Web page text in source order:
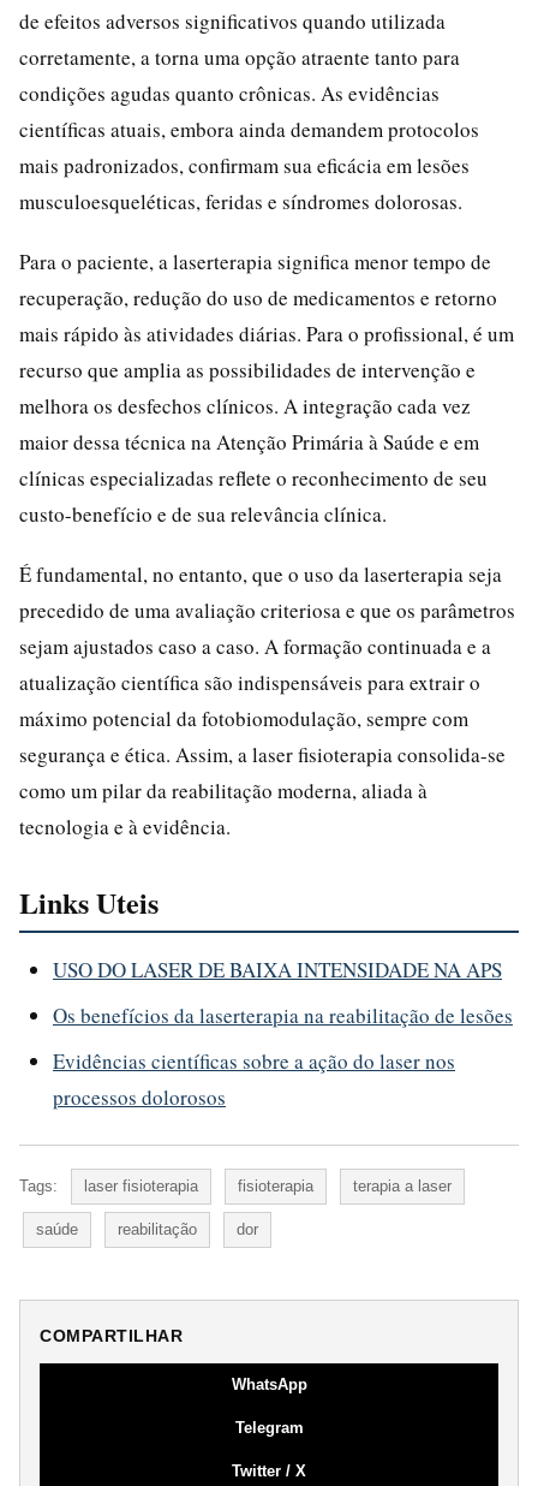
de efeitos adversos significativos quando utilizada
corretamente, a torna uma opção atraente tanto para
condições agudas quanto crônicas. As evidências
científicas atuais, embora ainda demandem protocolos
mais padronizados, confirmam sua eficácia em lesões
musculoesqueléticas, feridas e síndromes dolorosas.
Para o paciente, a laserterapia significa menor tempo de
recuperação, redução do uso de medicamentos e retorno
mais rápido às atividades diárias. Para o profissional, é um
recurso que amplia as possibilidades de intervenção e
melhora os desfechos clínicos. A integração cada vez
maior dessa técnica na Atenção Primária à Saúde e em
clínicas especializadas reflete o reconhecimento de seu
custo-benefício e de sua relevância clínica.
É fundamental, no entanto, que o uso da laserterapia seja
precedido de uma avaliação criteriosa e que os parâmetros
sejam ajustados caso a caso. A formação continuada e a
atualização científica são indispensáveis para extrair o
máximo potencial da fotobiomodulação, sempre com
segurança e ética. Assim, a laser fisioterapia consolida-se
como um pilar da reabilitação moderna, aliada à
tecnologia e à evidência.
Links Uteis
USO DO LASER DE BAIXA INTENSIDADE NA APS
Os benefícios da laserterapia na reabilitação de lesões
Evidências científicas sobre a ação do laser nos
processos dolorosos
Tags: laser fisioterapia fisioterapia terapia a laser
saúde reabilitação dor
COMPARTILHAR
WhatsApp
Telegram
Twitter / X